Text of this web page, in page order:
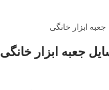
جعبه ابزار خانگی
جعبه ابزار خانگی